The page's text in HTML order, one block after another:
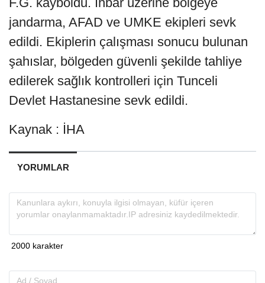
jandarma, AFAD ve UMKE ekipleri sevk
edildi. Ekiplerin çalışması sonucu bulunan
şahıslar, bölgeden güvenli şekilde tahliye
edilerek sağlık kontrolleri için Tunceli
Devlet Hastanesine sevk edildi.
Kaynak : İHA
YORUMLAR